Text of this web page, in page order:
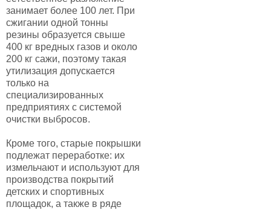
занимает более 100 лет. При
сжигании одной тонны
резины образуется свыше
400 кг вредных газов и около
200 кг сажи, поэтому такая
утилизация допускается
только на
специализированных
предприятиях с системой
очистки выбросов.
Кроме того, старые покрышки
подлежат переработке: их
измельчают и используют для
производства покрытий
детских и спортивных
площадок, а также в ряде